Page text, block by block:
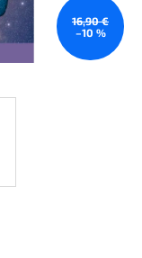
16,90 €
–10 %